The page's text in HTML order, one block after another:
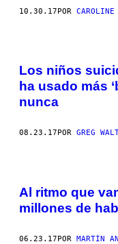
10.30.17POR CAROLINE
Los niños
ha usado más
nunca
08.23.17 POR GREG
Al ritmo que
millones de
06.23.17POR MARTÍN